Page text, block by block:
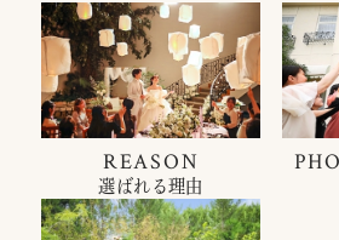
REASON
選ばれる理由